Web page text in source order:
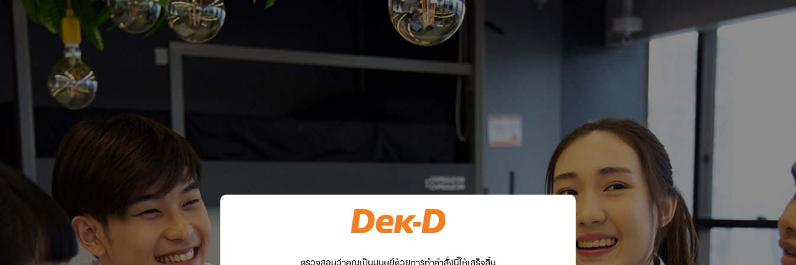
ตรวจสอบว่าคุณเป็นมนุษย์ด้วยการทำคำสั่งนี้ให้เสร็จสิ้น